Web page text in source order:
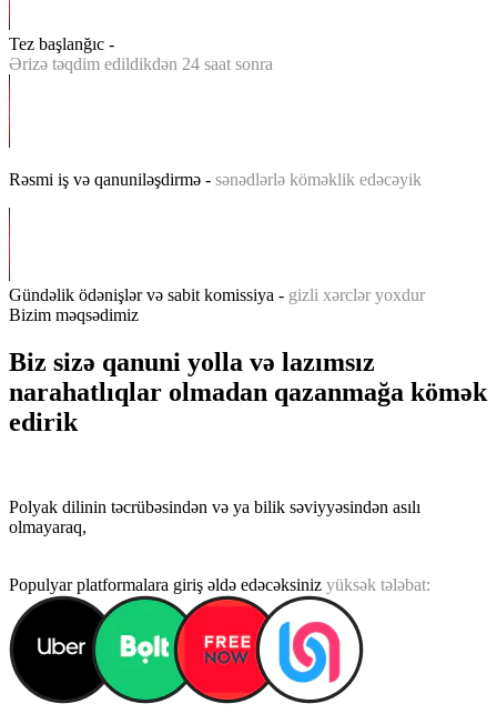
Tez başlanğıc -
Ərizə təqdim edildikdən 24 saat sonra
Rəsmi iş və qanuniləşdirmə - sənədlərlə köməklik edəcəyik
Gündəlik ödənişlər və sabit komissiya - gizli xərclər yoxdur
Bizim məqsədimiz
Biz sizə qanuni yolla və lazımsız
narahatlıqlar olmadan qazanmağa kömək
edirik
Polyak dilinin təcrübəsindən və ya bilik səviyyəsindən asılı
olmayaraq,
Populyar platformalara giriş əldə edəcəksiniz yüksək tələbat: